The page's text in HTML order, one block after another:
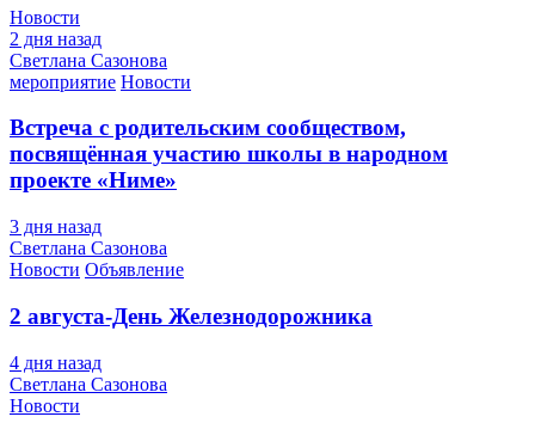
Новости
2 дня назад
Светлана Сазонова
мероприятие Новости
Встреча с родительским сообществом,
посвящённая участию школы в народном
проекте «Ниме»
3 дня назад
Светлана Сазонова
Новости Объявление
2 августа-День Железнодорожника
4 дня назад
Светлана Сазонова
Новости